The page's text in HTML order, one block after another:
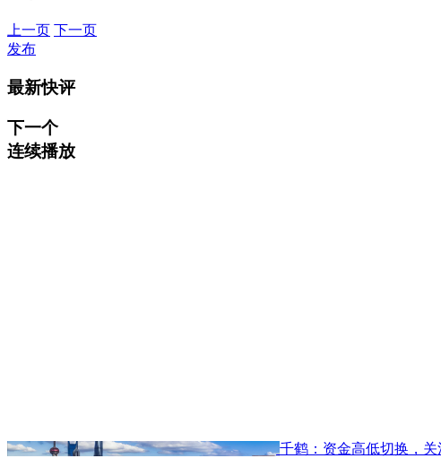
上一页 下一页
发布
最新快评
下一个
连续播放
千鹤：资金高低切换，